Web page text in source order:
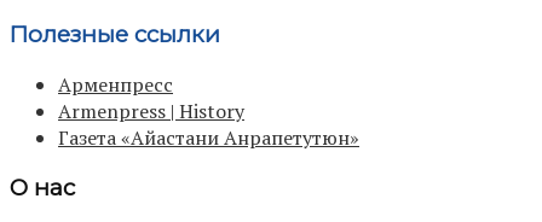
Полезные ссылки
Арменпресс
Armenpress | History
Газета «Айастани Анрапетутюн»
О нас